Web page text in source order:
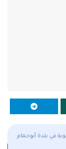
في بلدة أبوحمام